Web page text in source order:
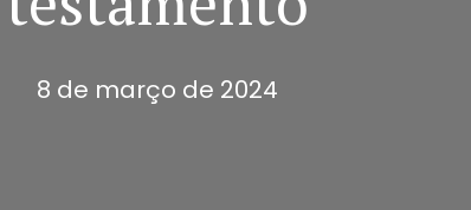
8 de março de 2024